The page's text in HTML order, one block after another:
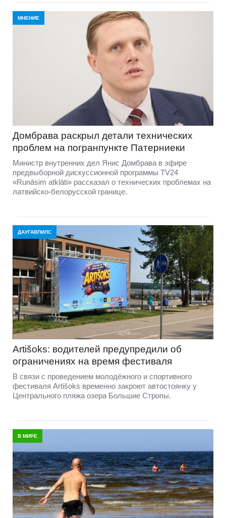
МНЕНИЕ
Домбравa раскрыл детали технических
проблем на погранпункте Патерниеки
Министр внутренних дел Янис Домбрава в эфире
предвыборной дискуссионной программы TV24
«Runāsim atklāti» рассказал о технических проблемах на
латвийско-белорусской границе.
ДАУГАВПИЛС
Artišoks: водителей предупредили об
ограничениях на время фестиваля
В связи с проведением молодёжного и спортивного
фестиваля Artišoks временно закроют автостоянку у
Центрального пляжа озера Большие Стропы.
В МИРЕ